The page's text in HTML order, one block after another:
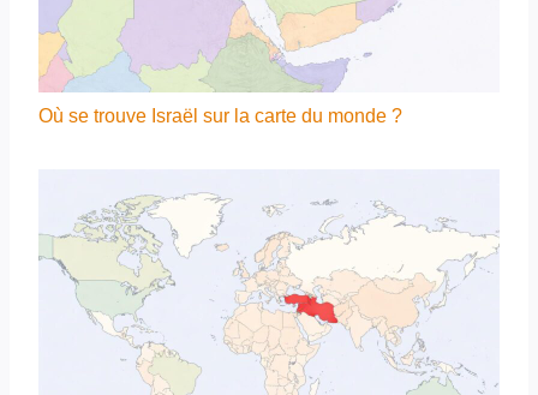
Où se trouve Israël sur la carte du monde ?